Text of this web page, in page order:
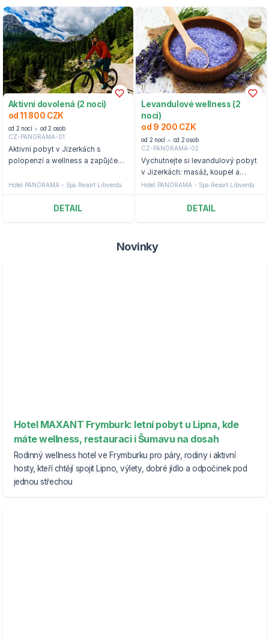
Aktivní dovolená (2 noci)
od 11 800 CZK
od 2 nocí
od 2 osob
CZ-PANORAMA-01
Aktivní pobyt v Jizerkách s
polopenzí a wellness a zapůjčení
Hotel PANORAMA - Spa Resort Libverda
DETAIL
Levandulové wellness (2
noci)
od 9 200 CZK
od 2 nocí
od 2 osob
CZ-PANORAMA-02
Vychutnejte si levandulový pobyt
v Jizerkách: masáž, koupel a
polopenze
Hotel PANORAMA - Spa Resort Libverda
DETAIL
Novinky
Hotel MAXANT Frymburk: letní pobyt u Lipna, kde
máte wellness, restauraci i Šumavu na dosah
Rodinný wellness hotel ve Frymburku pro páry, rodiny i aktivní
hosty, kteří chtějí spojit Lipno, výlety, dobré jídlo a odpočinek pod
jednou střechou